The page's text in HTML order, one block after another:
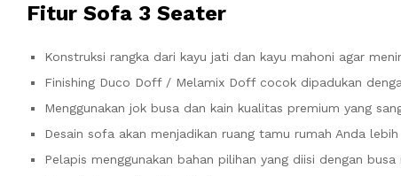
Fitur Sofa 3 Seater
Konstruksi rangka dari kayu jati dan kayu mahoni agar
Finishing Duco Doff / Melamix Doff cocok dipadukan
Menggunakan jok busa dan kain kualitas premium yang
Desain sofa akan menjadikan ruang tamu rumah Anda
Pelapis menggunakan bahan pilihan yang diisi dengan